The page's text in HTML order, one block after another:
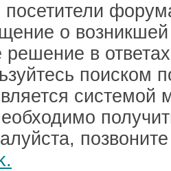
о
решение в
поиском
системой